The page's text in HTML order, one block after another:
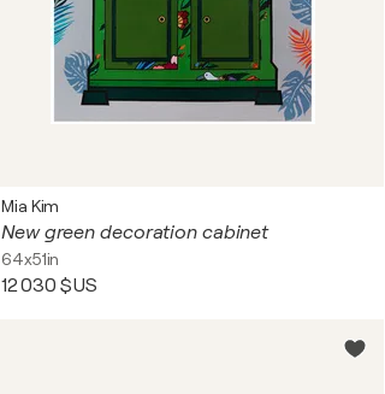
Mia Kim
New green decoration cabinet
64x51in
12 030 $US